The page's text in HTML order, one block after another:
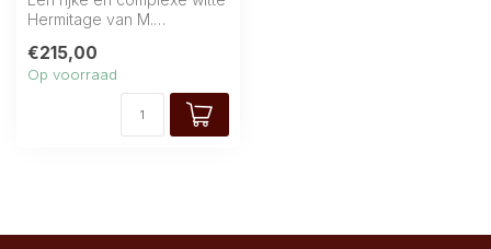
Hermitage van M.
beroemde Rhône. ...
€215,00
Op voorraad